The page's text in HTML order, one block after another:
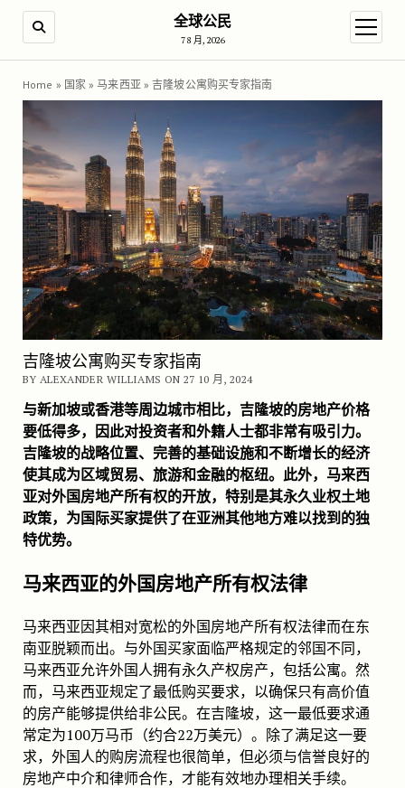
全球公民
7 8 月, 2026
open
Home » 国家 » 马来西亚 » 吉隆坡公寓购买专家指南
吉隆坡公寓购买专家指南
BY ALEXANDER WILLIAMS ON 27 10 月, 2024
与新加坡或香港等周边城市相比，吉隆坡的房地产价格
要低得多，因此对投资者和外籍人士都非常有吸引力。
吉隆坡的战略位置、完善的基础设施和不断增长的经济
使其成为区域贸易、旅游和金融的枢纽。此外，马来西
亚对外国房地产所有权的开放，特别是其永久业权土地
政策，为国际买家提供了在亚洲其他地方难以找到的独
特优势。
马来西亚的外国房地产所有权法律
马来西亚因其相对宽松的外国房地产所有权法律而在东
南亚脱颖而出。与外国买家面临严格规定的邻国不同，
马来西亚允许外国人拥有永久产权房产，包括公寓。然
而，马来西亚规定了最低购买要求，以确保只有高价值
的房产能够提供给非公民。在吉隆坡，这一最低要求通
常定为100万马币（约合22万美元）。除了满足这一要
求，外国人的购房流程也很简单，但必须与信誉良好的
房地产中介和律师合作，才能有效地办理相关手续。